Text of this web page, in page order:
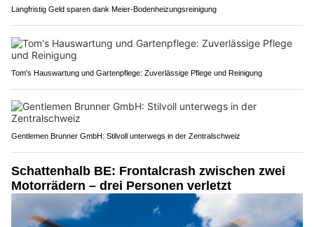
Langfristig Geld sparen dank Meier-Bodenheizungsreinigung
Tom's Hauswartung und Gartenpflege: Zuverlässige Pflege und Reinigung
Gentlemen Brunner GmbH: Stilvoll unterwegs in der Zentralschweiz
Schattenhalb BE: Frontalcrash zwischen zwei
Motorrädern – drei Personen verletzt